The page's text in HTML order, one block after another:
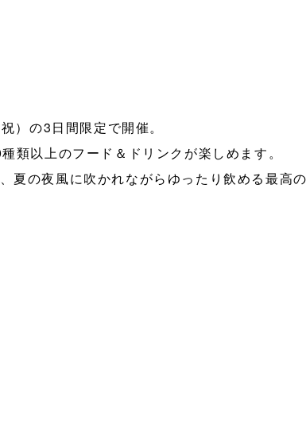
）の3日間限定で開催。
類以上のフード＆ドリンクが楽しめます。
夏の夜風に吹かれながらゆったり飲める最高